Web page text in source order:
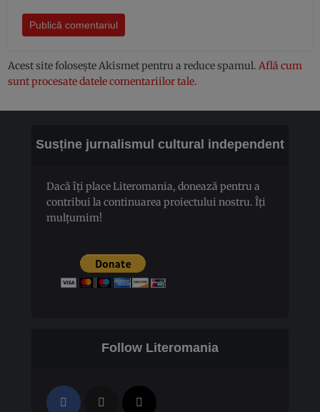
Acest site folosește Akismet pentru a reduce spamul.Află cum
sunt procesate datele comentariilor tale.
Susține jurnalismul cultural independent
Dacă îți place Literomania, donează pentru a
contribui la continuarea proiectului nostru. Îți
mulțumim!
Follow Literomania